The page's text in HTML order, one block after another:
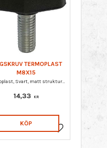
TERMOPLAST
M8X15
14,33 KR
Lägg till i
KÖP